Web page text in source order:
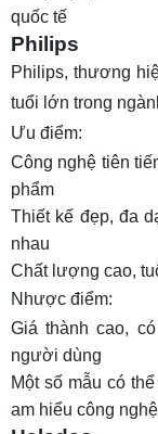
quốc tế
Philips
Philips, thương
tuổi lớn trong
Ưu điểm:
Công nghệ tiên
phẩm
Thiết kế đẹp, đa
nhau
Chất lượng cao,
Nhược điểm:
Giá thành cao,
người dùng
Một số mẫu có
am hiểu công nghệ